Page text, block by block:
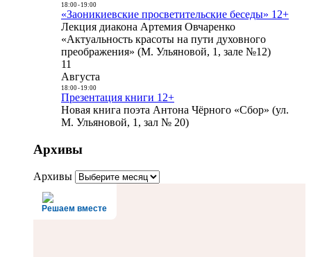
18:00- 19:00
«Заоникиевские просветительские беседы» 12+
Лекция диакона Артемия Овчаренко
«Актуальность красоты на пути духовного
преображения» (М. Ульяновой, 1, зале №12)
11
Августа
18:00- 19:00
Презентация книги 12+
Новая книга поэта Антона Чёрного «Сбор» (ул.
М. Ульяновой, 1, зал № 20)
Архивы
Архивы
Решаем вместе